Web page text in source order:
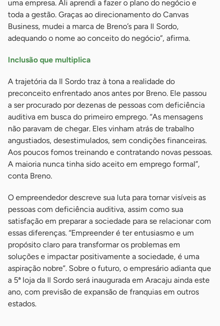
uma empresa. Ali aprendi a fazer o plano do negócio e
toda a gestão. Graças ao direcionamento do Canvas
Business, mudei a marca de Breno’s para Il Sordo,
adequando o nome ao conceito do negócio”, afirma.
Inclusão que multiplica
A trajetória da Il Sordo traz à tona a realidade do
preconceito enfrentado anos antes por Breno. Ele passou
a ser procurado por dezenas de pessoas com deficiência
auditiva em busca do primeiro emprego. “As mensagens
não paravam de chegar. Eles vinham atrás de trabalho
angustiados, desestimulados, sem condições financeiras.
Aos poucos fomos treinando e contratando novas pessoas.
A maioria nunca tinha sido aceito em emprego formal”,
conta Breno.
O empreendedor descreve sua luta para tornar visíveis as
pessoas com deficiência auditiva, assim como sua
satisfação em preparar a sociedade para se relacionar com
essas diferenças. “Empreender é ter entusiasmo e um
propósito claro para transformar os problemas em
soluções e impactar positivamente a sociedade, é uma
aspiração nobre”. Sobre o futuro, o empresário adianta que
a 5ª loja da Il Sordo será inaugurada em Aracaju ainda este
ano, com previsão de expansão de franquias em outros
estados.